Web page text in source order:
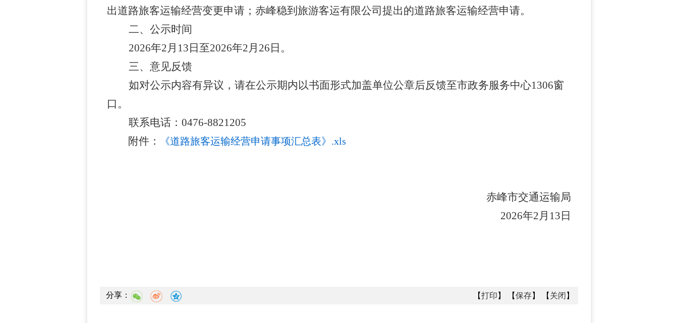
出道路旅客运输经营变更申请；赤峰稳到旅游客运有限公司提出的道路旅客运输经营申请。
二、公示时间
2026年2月 13 日至2026年2月 26 日。
三、意见反馈
如对公示内容有异议，请在公示期内以书面形式加盖单位公章后反馈至市政务服务中心1306窗
口 。
联系电话： 0476-8821205
附件：
《道路旅客运输经营申请事项汇总表》.xls
赤峰市交通运输局
2026年2月13 日
分享： 【打印 】 【保存】 【 关闭 】